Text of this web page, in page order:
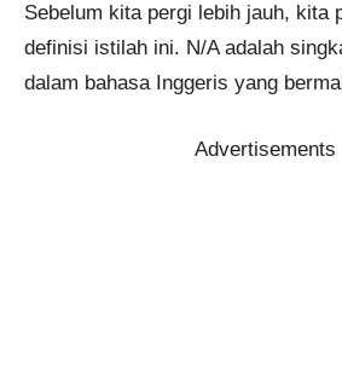
Sebelum kita pergi lebih jauh, kita
definisi istilah ini. N/A adalah
dalam bahasa Inggeris yang
Advertisements